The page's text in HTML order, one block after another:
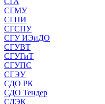
СГМУ
СГПИ
СГСПУ
СГУ ИЭиДО
СГУВТ
СГУГиТ
СГУПС
СГЭУ
СДО РК
СДО Тендер
СДЭК